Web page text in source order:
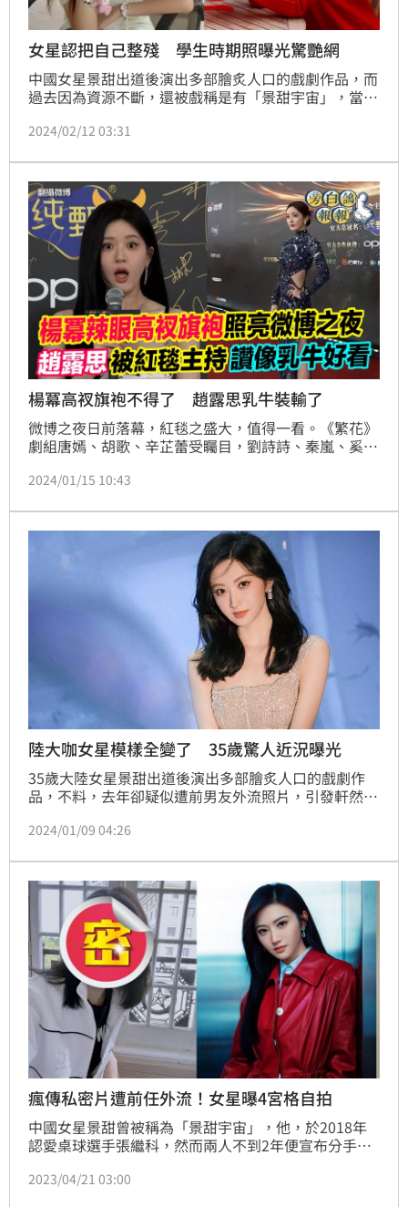
女星認把自己整殘 學生時期照曝光驚艷網
中國女星景甜出道後演出多部膾炙人口的戲劇作品，而
過去因為資源不斷，還被戲稱是有「景甜宇宙」，當時
功擁有高知名度。過去曾認「把自己整殘」的景甜，近
訝直呼：「這是多痛的血淚教訓」。
2024/02/12 03:31
楊冪高衩旗袍不得了 趙露思乳牛裝輸了
微博之夜日前落幕，紅毯之盛大，值得一看。《繁花》
劇組唐嫣、胡歌、辛芷蕾受矚目，劉詩詩、秦嵐、奚夢
的景甜和希林娜依高裙襬像寒流夜裏的棉被厚重，拖得
是很好看」，她當場變臉，詳見影片
2024/01/15 10:43
陸大咖女星模樣全變了 35歲驚人近況曝光
35歲大陸女星景甜出道後演出多部膾炙人口的戲劇作
品，不料，去年卻疑似遭前男友外流照片，引發軒然大
頭長髮，新造型引發外界熱議。
2024/01/09 04:26
瘋傳私密片遭前任外流！女星曝4宮格自拍
中國女星景甜曾被稱為「景甜宇宙」，他，於2018年
認愛桌球選手張繼科，然而兩人不到2年便宣布分手收
債款，竟將景甜的私密影片拿來當做抵債品，最後還外
2023/04/21 03:00